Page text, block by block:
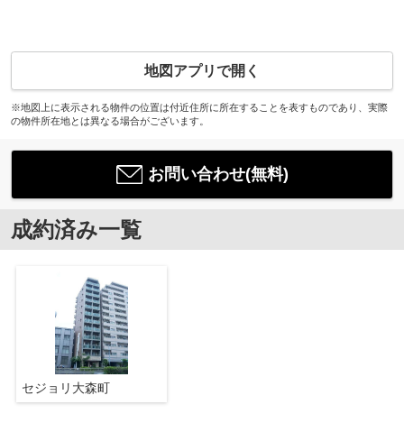
地図アプリで開く
※地図上に表示される物件の位置は付近住所に所在することを表すものであり、実際
の物件所在地とは異なる場合がございます。
お問い合わせ(無料)
成約済み一覧
セジョリ大森町